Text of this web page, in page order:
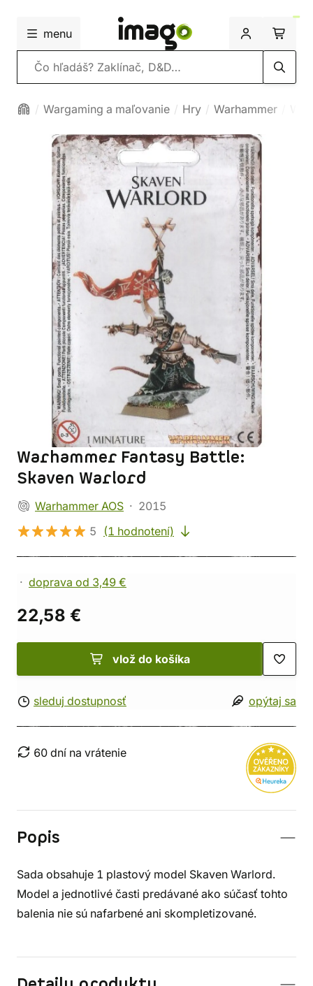
menu
Vyhľadávanie
Wargaming a maľovanie Hry Warhammer
Warhammer Fantasy Battle:
Skaven Warlord
Warhammer AOS
2015
5
(1 hodnotení)
doprava od 3,49 €
22,58 €
vlož do košíka
sleduj dostupnosť opýtaj sa
60 dní na vrátenie
Popis
Sada obsahuje 1 plastový model Skaven Warlord.
Model a jednotlivé časti predávané ako súčasť tohto
balenia nie sú nafarbené ani skompletizované.